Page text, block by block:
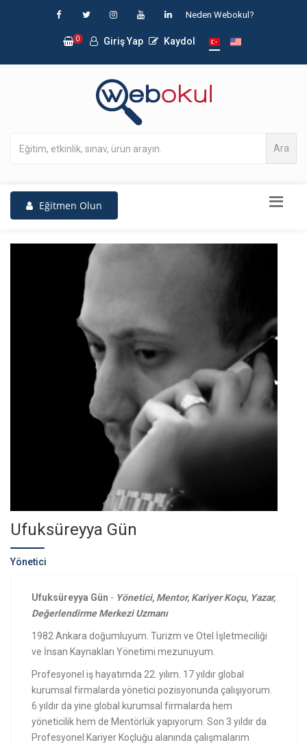
Neden Webokul?
0 Giriş Yap Kaydol
Ara
Eğitmen Olun
Ufuksüreyya Gün
Yönetici
Ufuksüreyya Gün - Yönetici, Mentor, Kariyer Koçu, Yazar,
Değerlendirme Merkezi Uzmanı
1982 Ankara doğumluyum. Turizm ve Otel İşletmeciliği
ve İnsan Kaynakları Yönetimi mezunuyum.
Profesyonel iş hayatımda 22. yılım. 17 yıldır global
kurumsal firmalarda yönetici pozisyonunda çalışıyorum.
6 yıldır da yine global kurumsal firmalarda hem
yöneticilik hem de Mentörlük yapıyorum. Son 3 yıldır da
Profesyonel Kariyer Koçluğu alanında çalışmalarım